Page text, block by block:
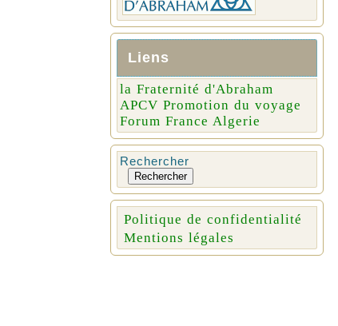
Liens
la Fraternité d'Abraham
APCV Promotion du voyage
Forum France Algerie
Rechercher
Rechercher
Politique de confidentialité
Mentions légales